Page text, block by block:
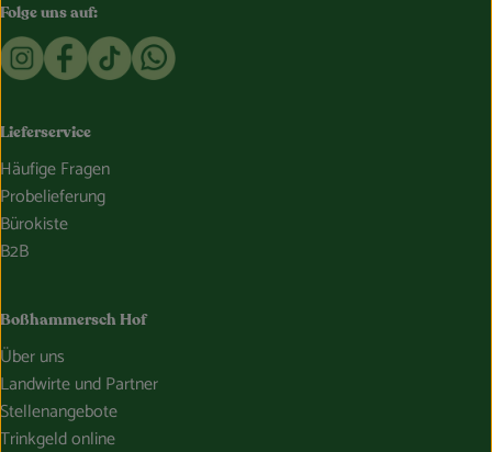
Folge uns auf:
Externer Link zu https://www.instagram.com/
Externer Link zu https://www.facebook.com/
Externer Link zu https://www.tiktok.com/
Externer Link zu https://whatsapp.com/
Lieferservice
Häufige Fragen
Probelieferung
Bürokiste
B2B
Boßhammersch Hof
Über uns
Landwirte und Partner
Stellenangebote
Trinkgeld online